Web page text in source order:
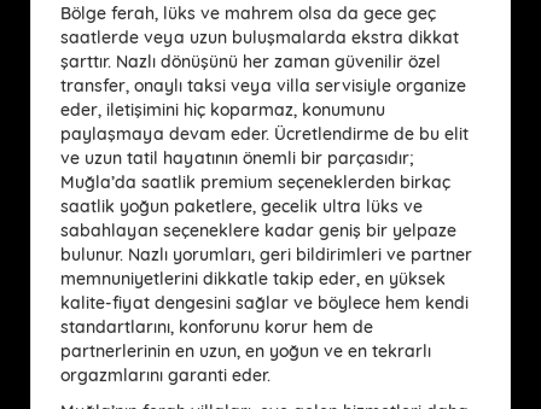
Bölge ferah, lüks ve mahrem olsa da gece geç
saatlerde veya uzun buluşmalarda ekstra dikkat
şarttır. Nazlı dönüşünü her zaman güvenilir özel
transfer, onaylı taksi veya villa servisiyle organize
eder, iletişimini hiç koparmaz, konumunu
paylaşmaya devam eder. Ücretlendirme de bu elit
ve uzun tatil hayatının önemli bir parçasıdır;
Muğla’da saatlik premium seçeneklerden birkaç
saatlik yoğun paketlere, gecelik ultra lüks ve
sabahlayan seçeneklere kadar geniş bir yelpaze
bulunur. Nazlı yorumları, geri bildirimleri ve partner
memnuniyetlerini dikkatle takip eder, en yüksek
kalite-fiyat dengesini sağlar ve böylece hem kendi
standartlarını, konforunu korur hem de
partnerlerinin en uzun, en yoğun ve en tekrarlı
orgazmlarını garanti eder.